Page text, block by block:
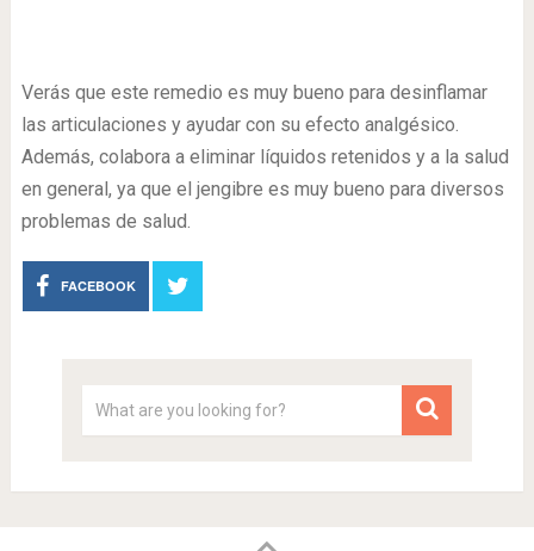
Verás que este remedio es muy bueno para desinflamar
las articulaciones y ayudar con su efecto analgésico.
Además, colabora a eliminar líquidos retenidos y a la salud
en general, ya que el jengibre es muy bueno para diversos
problemas de salud.
FACEBOOK